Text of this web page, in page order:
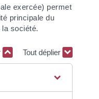
exercée) permet
principale du
société.
Tout déplier